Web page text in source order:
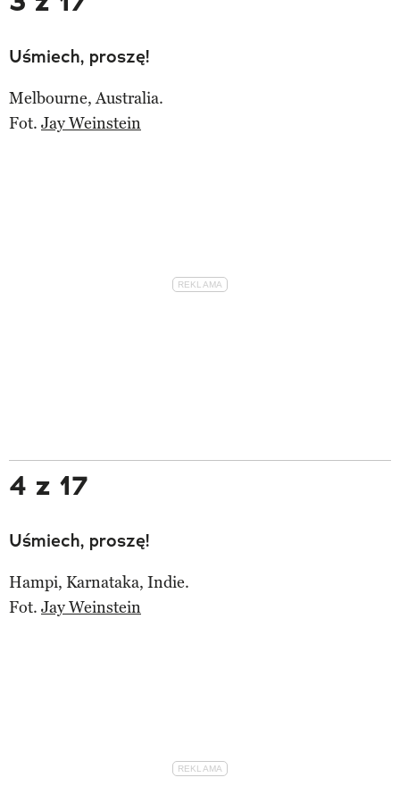
Uśmiech, proszę!
Melbourne, Australia.
Fot. Jay Weinstein
4 z 17
Uśmiech, proszę!
Hampi, Karnataka, Indie.
Fot. Jay Weinstein